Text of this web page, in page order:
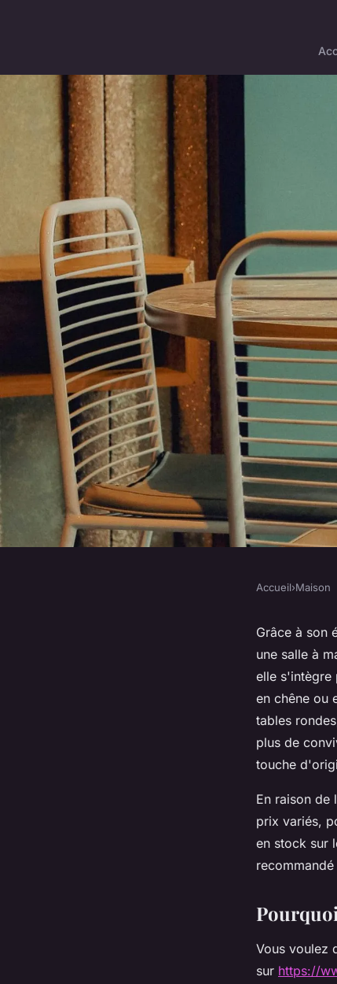
Table ronde :
meilleur modèle ?
Accueil›Maison
Grâce à son
une salle à
elle s'intègre
en chêne ou
tables
plus de
touche
En raison de
prix variés,
en stock sur
Vous voulez
sur https://